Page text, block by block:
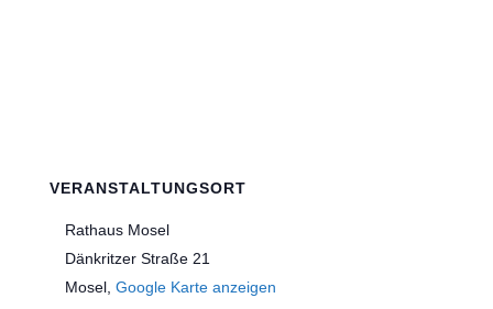
VERANSTALTUNGSORT
Rathaus Mosel
Dänkritzer Straße 21
Mosel, Google Karte anzeigen